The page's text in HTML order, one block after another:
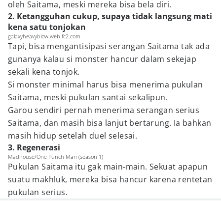
oleh Saitama, meski mereka bisa bela diri.
2. Ketangguhan cukup, supaya tidak langsung mati
kena satu tonjokan
galaxyheavyblow.web.fc2.com
Tapi, bisa mengantisipasi serangan Saitama tak ada
gunanya kalau si monster hancur dalam sekejap
sekali kena tonjok.
Si monster minimal harus bisa menerima pukulan
Saitama, meski pukulan santai sekalipun.
Garou sendiri pernah menerima serangan serius
Saitama, dan masih bisa lanjut bertarung. Ia bahkan
masih hidup setelah duel selesai.
3. Regenerasi
Madhouse/One Punch Man (season 1)
Pukulan Saitama itu gak main-main. Sekuat apapun
suatu makhluk, mereka bisa hancur karena rentetan
pukulan serius.